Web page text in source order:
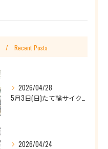
Recent Posts
2026/04/28
5月3日(日)たて輪サイクリング開催日です♪🔰初心者大歓迎、他店購入車もOKです
2026/04/24